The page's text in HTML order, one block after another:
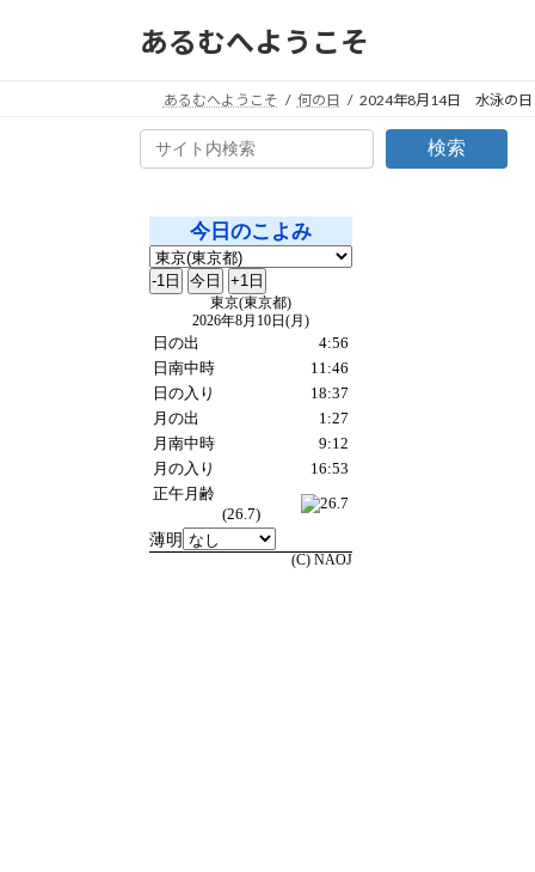
あるむへようこそ
あるむへようこそ 何の日 2024年8月14日 水泳の日
検索